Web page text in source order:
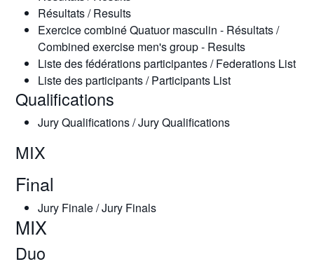
Résultats / Results
Exercice combiné Quatuor masculin - Résultats /
Combined exercise men's group - Results
Liste des fédérations participantes / Federations List
Liste des participants / Participants List
Qualifications
Jury Qualifications / Jury Qualifications
MIX
Final
Jury Finale / Jury Finals
MIX
Duo